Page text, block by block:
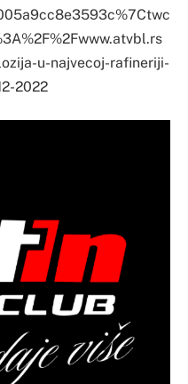
u-najvecoj-rafineriji-
2022